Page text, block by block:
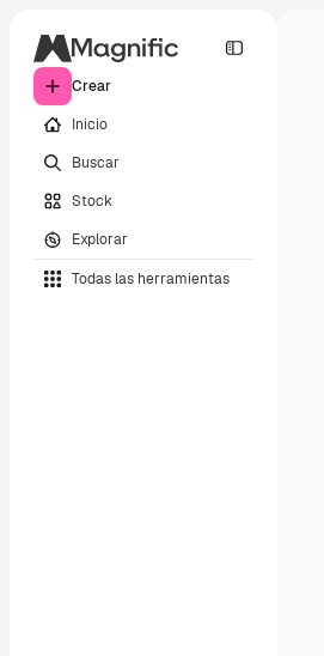
Crear
Inicio
Buscar
Stock
Explorar
Todas las herramientas